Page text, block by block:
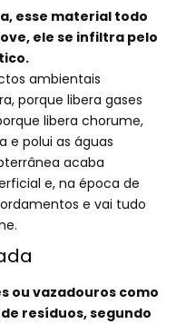
esse material todo
ele se infiltra pelo
ambientais
porque libera gases
libera chorume,
e polui as águas
acaba
e, na época de
e vai tudo
ou vazadouros como
resíduos, segundo